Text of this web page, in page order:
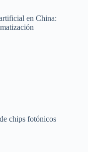
en China:
chips fotónicos